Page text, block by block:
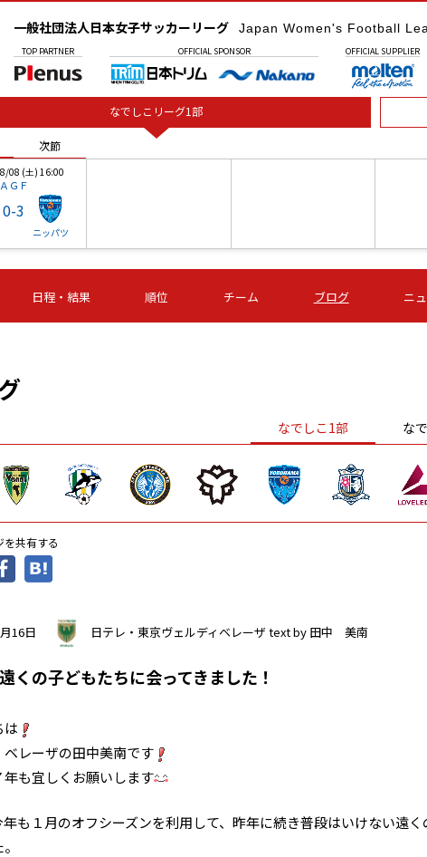
一般社団法人日本女子サッカーリーグ Japan Women's Football
TOP PARTNER OFFICIAL SPONSOR OFFICIAL SUPPLIER
なでしこリーグ1部
次節
08 (土) 16:00
ＡＧＦ
0-3
ニッパツ
05 (土) 15:00
ニッパツ
-
第16節 09/05 (土) 15:00
石人の星
-
第16節 09/05 (土) 16:00
ＡＧＦ
-
次節
日程・結果 順位 チーム ブログ ニ
なでしこ1部 な
を共有する
16日 日テレ・東京ヴェルディベレーザtext by 田中 美南
くの子どもたちに会ってきました！
は
ベレーザの田中美南です
年も宜しくお願いします
年も１月のオフシーズンを利用して、昨年に続き普段はいけない遠